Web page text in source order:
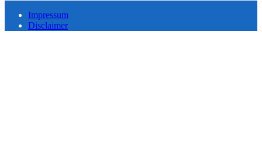
Impressum
Disclaimer